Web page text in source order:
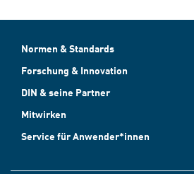
Normen & Standards
Forschung & Innovation
DIN & seine Partner
Mitwirken
Service für Anwender*innen